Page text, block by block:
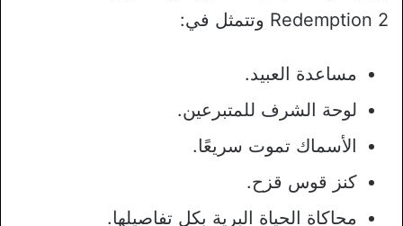
Redemption 2 وتتمثل في:
مساعدة العبيد.
لوحة الشرف للمتبرعين.
الأسماك تموت سريعًا.
كنز قوس قزح.
محاكاة الحياة البرية بكل تفاصيلها.